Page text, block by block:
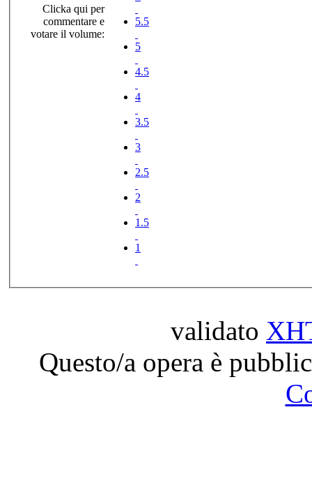
Clicka qui per
commentare e
votare il volume:
5.5
5
4.5
4
3.5
3
2.5
2
1.5
1
validato
Questo/a opera è